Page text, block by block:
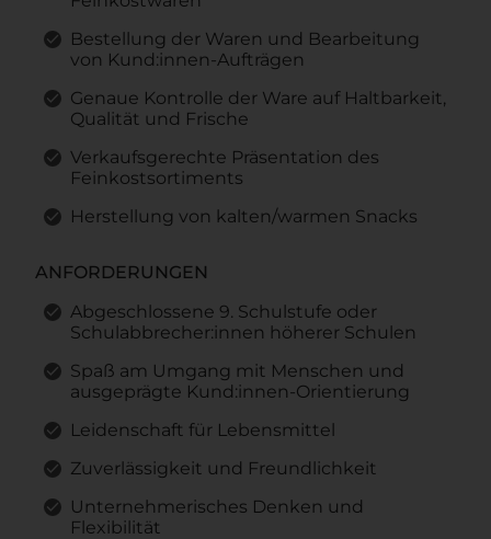
Bestellung der Waren und Bearbeitung
von Kund:innen-Aufträgen
Genaue Kontrolle der Ware auf Haltbarkeit,
Qualität und Frische
Verkaufsgerechte Präsentation des
Feinkostsortiments
Herstellung von kalten/warmen Snacks
ANFORDERUNGEN
Abgeschlossene 9. Schulstufe oder
Schulabbrecher:innen höherer Schulen
Spaß am Umgang mit Menschen und
ausgeprägte Kund:innen-Orientierung
Leidenschaft für Lebensmittel
Zuverlässigkeit und Freundlichkeit
Unternehmerisches Denken und
Flexibilität